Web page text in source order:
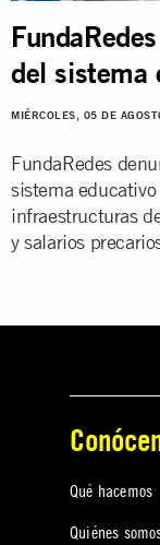
del sistema
MIÉRCOLES, 05 DE
FundaRedes
sistema
infraestructuras
y salarios
Qué hacemos
Quiénes